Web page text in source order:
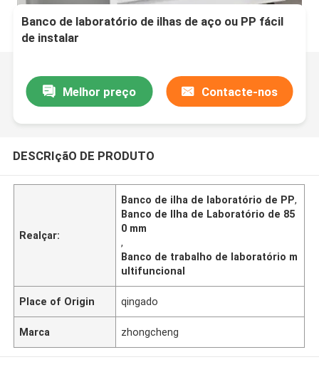
Banco de laboratório de ilhas de aço ou PP fácil
de instalar
Melhor preço Contacte-nos
DESCRIçãO DE PRODUTO
Realçar:
Banco de ilha de laboratório de PP,
Banco de Ilha de Laboratório de 85
0 mm
,
Banco de trabalho de laboratório m
ultifuncional
Place of Origin qingado
Marca zhongcheng